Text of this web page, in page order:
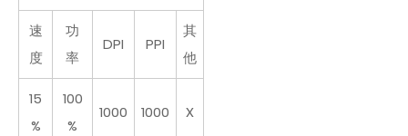
速
度
功
率
DPI PPI
其
他
15
%
100
%
1000 1000 X